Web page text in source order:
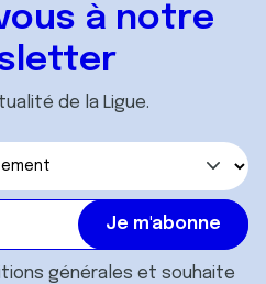
à notre
de la Ligue.
générales et souhaite